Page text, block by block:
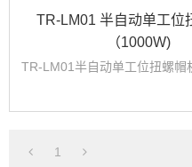
TR-LM01 半自动单工位
（1000W)
TR-LM01半自动单工位扭螺帽
1